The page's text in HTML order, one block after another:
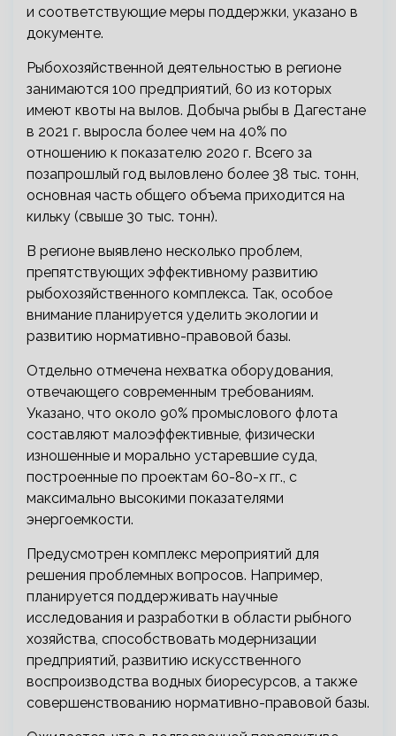
и соответствующие меры поддержки, указано в
документе.
Рыбохозяйственной деятельностью в регионе
занимаются 100 предприятий, 60 из которых
имеют квоты на вылов. Добыча рыбы в Дагестане
в 2021 г. выросла более чем на 40% по
отношению к показателю 2020 г. Всего за
позапрошлый год выловлено более 38 тыс. тонн,
основная часть общего объема приходится на
кильку (свыше 30 тыс. тонн).
В регионе выявлено несколько проблем,
препятствующих эффективному развитию
рыбохозяйственного комплекса. Так, особое
внимание планируется уделить экологии и
развитию нормативно-правовой базы.
Отдельно отмечена нехватка оборудования,
отвечающего современным требованиям.
Указано, что около 90% промыслового флота
составляют малоэффективные, физически
изношенные и морально устаревшие суда,
построенные по проектам 60-80-х гг., с
максимально высокими показателями
энергоемкости.
Предусмотрен комплекс мероприятий для
решения проблемных вопросов. Например,
планируется поддерживать научные
исследования и разработки в области рыбного
хозяйства, способствовать модернизации
предприятий, развитию искусственного
воспроизводства водных биоресурсов, а также
совершенствованию нормативно-правовой базы.